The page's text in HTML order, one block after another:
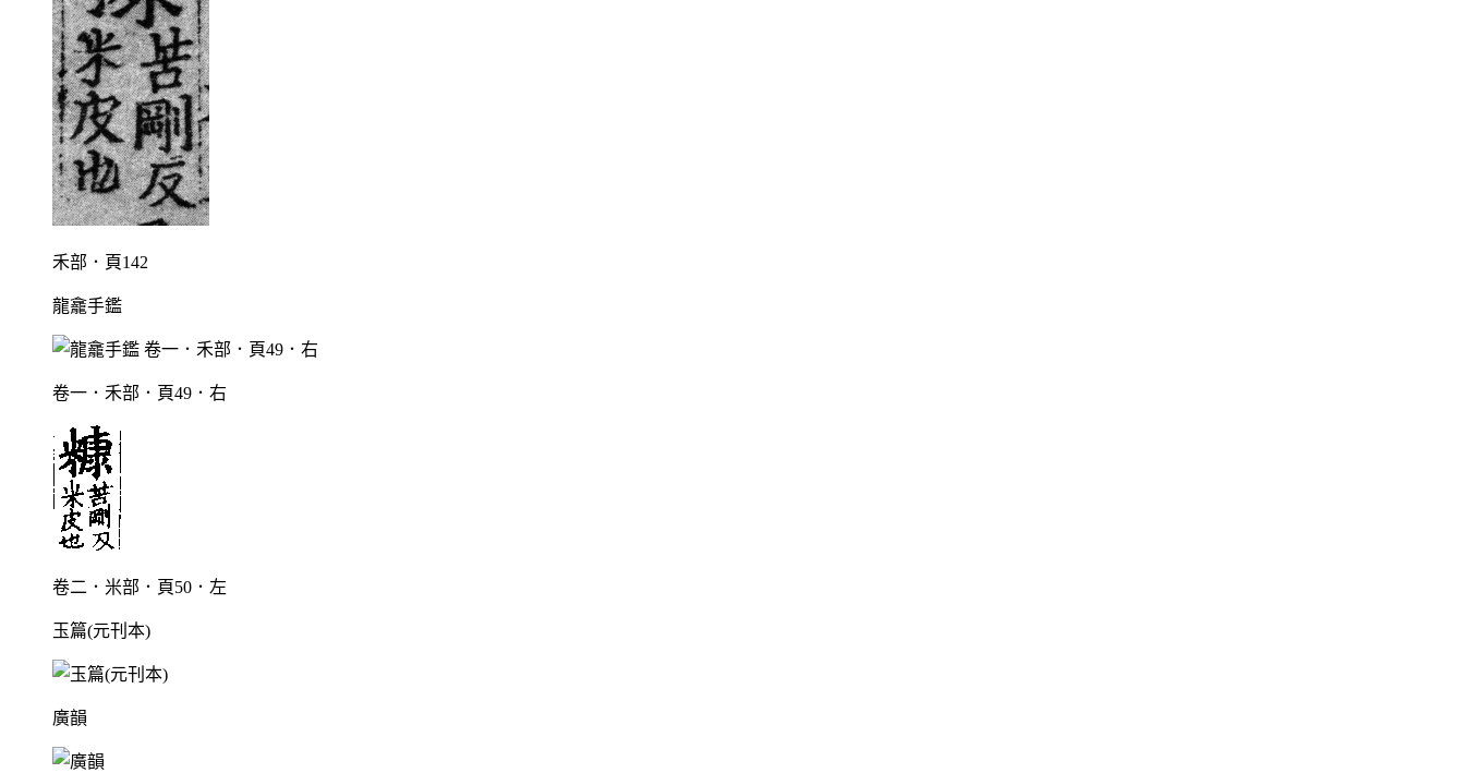
禾部．頁142
龍龕手鑑
卷一．禾部．頁49．右
卷二．米部．頁50．左
玉篇(元刊本)
廣韻